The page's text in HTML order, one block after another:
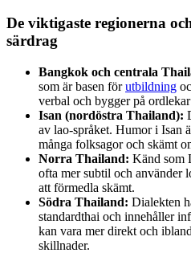
De viktigaste regionerna
särdrag
Bangkok och centrala
som är basen förutbildning
verbal och bygger på
Isan (nordöstra Thailand):
av lao-språket. Humor i Isan
många folksagor och skämt
Norra Thailand: Känd som
ofta mer subtil och använder
att förmedla skämt.
Södra Thailand: Dialekten
standardthai och innehåller
kan vara mer direkt och
skillnader.